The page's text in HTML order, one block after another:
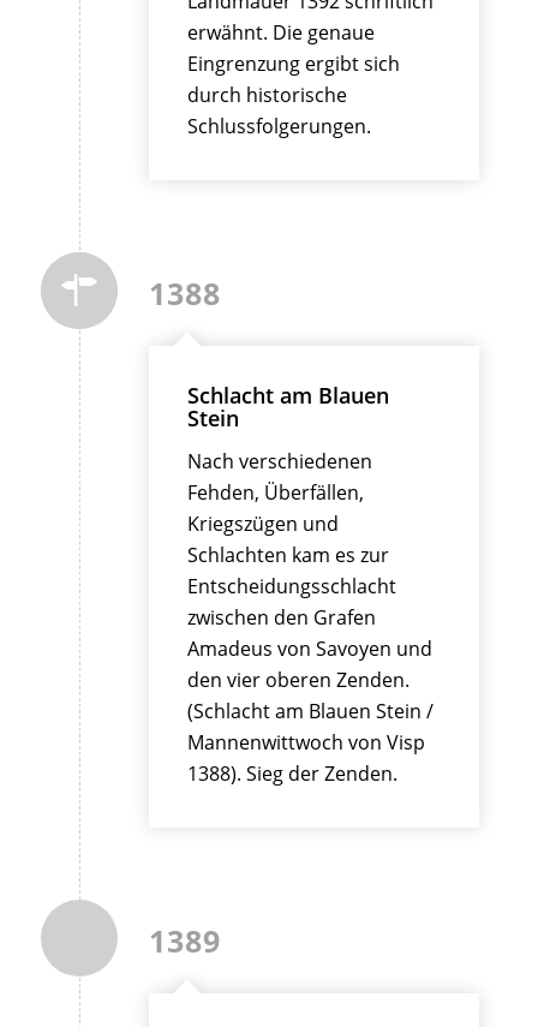
erwähnt. Die genaue
Eingrenzung ergibt sich
durch historische
Schlussfolgerungen.
1388
Schlacht am Blauen
Stein
Nach verschiedenen
Fehden, Überfällen,
Kriegszügen und
Schlachten kam es zur
Entscheidungsschlacht
zwischen den Grafen
Amadeus von Savoyen und
den vier oberen Zenden.
(Schlacht am Blauen Stein /
Mannenwittwoch von Visp
1388). Sieg der Zenden.
1389